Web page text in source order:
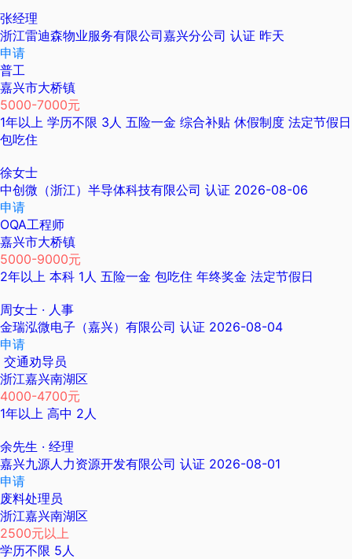
张经理
浙江雷迪森物业服务有限公司嘉兴分公司 认证 昨天
申请
普工
嘉兴市大桥镇
5000-7000元
1年以上 学历不限 3人 五险一金 综合补贴 休假制度 法定节假日
包吃住
徐女士
中创微（浙江）半导体科技有限公司 认证 2026-08-06
申请
OQA工程师
嘉兴市大桥镇
5000-9000元
2年以上 本科 1人 五险一金 包吃住 年终奖金 法定节假日
周女士 · 人事
金瑞泓微电子（嘉兴）有限公司 认证 2026-08-04
申请
交通劝导员
浙江嘉兴南湖区
4000-4700元
1年以上 高中 2人
余先生 · 经理
嘉兴九源人力资源开发有限公司 认证 2026-08-01
申请
废料处理员
浙江嘉兴南湖区
2500元以上
学历不限 5人